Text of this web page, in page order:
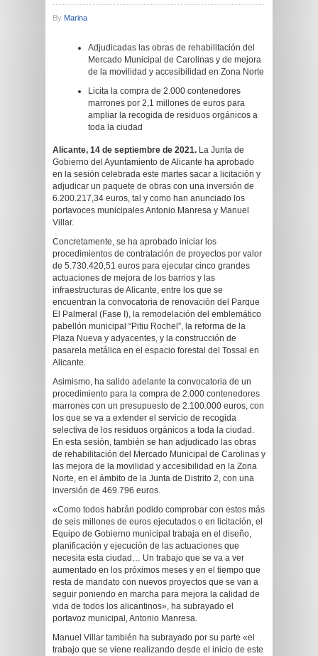
By Marina
Adjudicadas las obras de rehabilitación del
Mercado Municipal de Carolinas y de mejora
de la movilidad y accesibilidad en Zona Norte
Licita la compra de 2.000 contenedores
marrones por 2,1 millones de euros para
ampliar la recogida de residuos orgánicos a
toda la ciudad
Alicante, 14 de septiembre de 2021. La Junta de
Gobierno del Ayuntamiento de Alicante ha aprobado
en la sesión celebrada este martes sacar a licitación y
adjudicar un paquete de obras con una inversión de
6.200.217,34 euros, tal y como han anunciado los
portavoces municipales Antonio Manresa y Manuel
Villar.
Concretamente, se ha aprobado iniciar los
procedimientos de contratación de proyectos por valor
de 5.730.420,51 euros para ejecutar cinco grandes
actuaciones de mejora de los barrios y las
infraestructuras de Alicante, entre los que se
encuentran la convocatoria de renovación del Parque
El Palmeral (Fase I), la remodelación del emblemático
pabellón municipal “Pitiu Rochel”, la reforma de la
Plaza Nueva y adyacentes, y la construcción de
pasarela metálica en el espacio forestal del Tossal en
Alicante.
Asimismo, ha salido adelante la convocatoria de un
procedimiento para la compra de 2.000 contenedores
marrones con un presupuesto de 2.100.000 euros, con
los que se va a extender el servicio de recogida
selectiva de los residuos orgánicos a toda la ciudad.
En esta sesión, también se han adjudicado las obras
de rehabilitación del Mercado Municipal de Carolinas y
las mejora de la movilidad y accesibilidad en la Zona
Norte, en el ámbito de la Junta de Distrito 2, con una
inversión de 469.796 euros.
«Como todos habrán podido comprobar con estos más
de seis millones de euros ejecutados o en licitación, el
Equipo de Gobierno municipal trabaja en el diseño,
planificación y ejecución de las actuaciones que
necesita esta ciudad… Un trabajo que se va a ver
aumentado en los próximos meses y en el tiempo que
resta de mandato con nuevos proyectos que se van a
seguir poniendo en marcha para mejora la calidad de
vida de todos los alicantinos», ha subrayado el
portavoz municipal, Antonio Manresa.
Manuel Villar también ha subrayado por su parte «el
trabajo que se viene realizando desde el inicio de este